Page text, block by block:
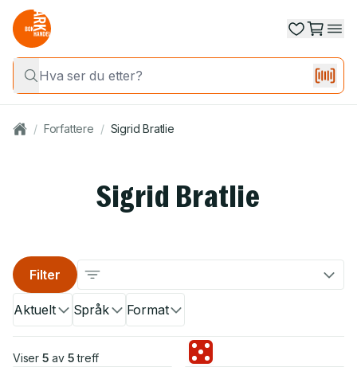
/ Forfattere / Sigrid Bratlie
Sigrid Bratlie
Aktuelt Språk Format
Filter
Viser 5 av 5 treff